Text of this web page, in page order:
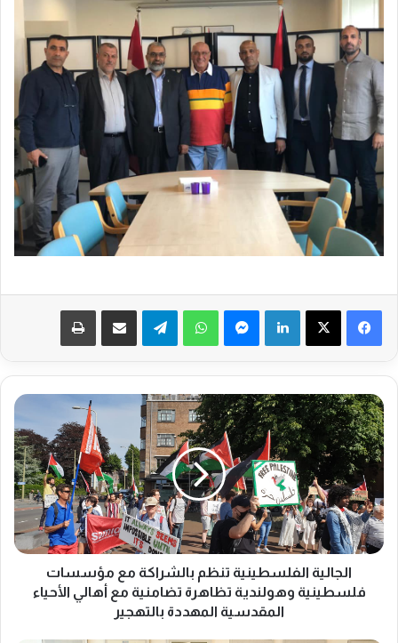
فيسبوك ‫X لينكدإن واتساب تيلقرام
ا
ل
ج
ا
ي
ة
ا
ل
الجالية الفلسطينية تنظم بالشراكة مع مؤسسات
فلسطينية وهولندية تظاهرة تضامنية مع أهالي الأحياء
المقدسية المهددة بالتهجير